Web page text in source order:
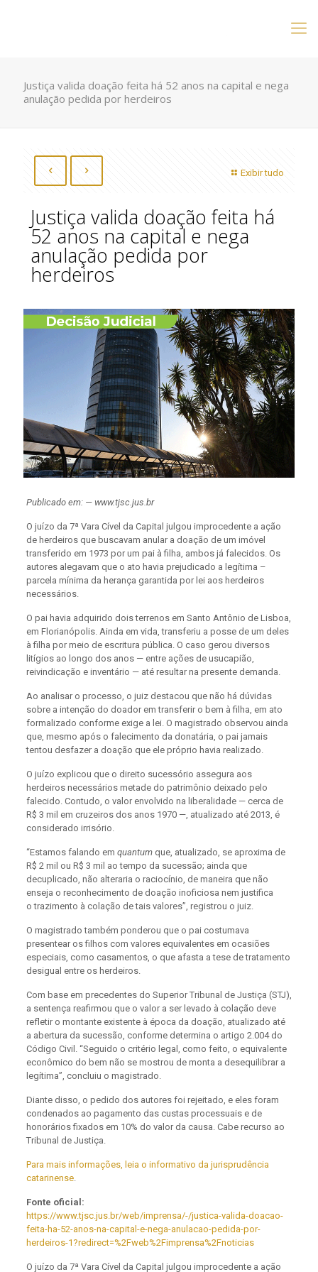
Justiça valida doação feita há 52 anos na capital e nega
anulação pedida por herdeiros
Exibir tudo
Justiça valida doação feita há
52 anos na capital e nega
anulação pedida por
herdeiros
Publicado em: — www.tjsc.jus.br
O juízo da 7ª Vara Cível da Capital julgou improcedente a ação
de herdeiros que buscavam anular a doação de um imóvel
transferido em 1973 por um pai à filha, ambos já falecidos. Os
autores alegavam que o ato havia prejudicado a legítima –
parcela mínima da herança garantida por lei aos herdeiros
necessários.
O pai havia adquirido dois terrenos em Santo Antônio de Lisboa,
em Florianópolis. Ainda em vida, transferiu a posse de um deles
à filha por meio de escritura pública. O caso gerou diversos
litígios ao longo dos anos — entre ações de usucapião,
reivindicação e inventário — até resultar na presente demanda.
Ao analisar o processo, o juiz destacou que não há dúvidas
sobre a intenção do doador em transferir o bem à filha, em ato
formalizado conforme exige a lei. O magistrado observou ainda
que, mesmo após o falecimento da donatária, o pai jamais
tentou desfazer a doação que ele próprio havia realizado.
O juízo explicou que o direito sucessório assegura aos
herdeiros necessários metade do patrimônio deixado pelo
falecido. Contudo, o valor envolvido na liberalidade — cerca de
R$ 3 mil em cruzeiros dos anos 1970 —, atualizado até 2013, é
considerado irrisório.
“Estamos falando em quantumque, atualizado, se aproxima de
R$ 2 mil ou R$ 3 mil ao tempo da sucessão; ainda que
decuplicado, não alteraria o raciocínio, de maneira que não
enseja o reconhecimento de doação inoficiosa nem justifica
o trazimento à colação de tais valores”, registrou o juiz.
O magistrado também ponderou que o pai costumava
presentear os filhos com valores equivalentes em ocasiões
especiais, como casamentos, o que afasta a tese de tratamento
desigual entre os herdeiros.
Com base em precedentes do Superior Tribunal de Justiça (STJ),
a sentença reafirmou que o valor a ser levado à colação deve
refletir o montante existente à época da doação, atualizado até
a abertura da sucessão, conforme determina o artigo 2.004 do
Código Civil. “Seguido o critério legal, como feito, o equivalente
econômico do bem não se mostrou de monta a desequilibrar a
legítima”, concluiu o magistrado.
Diante disso, o pedido dos autores foi rejeitado, e eles foram
condenados ao pagamento das custas processuais e de
honorários fixados em 10% do valor da causa. Cabe recurso ao
Tribunal de Justiça.
Para mais informações, leia o informativo da jurisprudência
catarinense.
Fonte oficial:
https://www.tjsc.jus.br/web/imprensa/-/justica-valida-doacao-
feita-ha-52-anos-na-capital-e-nega-anulacao-pedida-por-
herdeiros-1?redirect=%2Fweb%2Fimprensa%2Fnoticias
O juízo da 7ª Vara Cível da Capital julgou improcedente a ação